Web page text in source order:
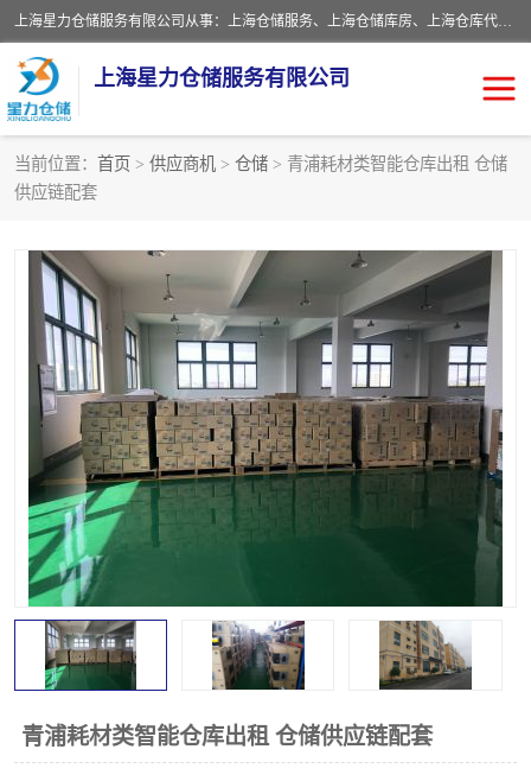
上海星力仓储服务有限公司从事：上海仓储服务、上海仓储库房、上海仓库代运营、上海仓库对外出租、上海仓库外包、上海三方仓储、上海电商仓储代发、上海电商代发货仓库、上海托管仓库、上海仓储配送。上海星力仓储服务有限公司现在拥有100个分仓、10万余平方的标准库房，精炼员工几百名，与几千家客户合作，公司已跻身上海仓储行业前列。欢迎来电咨询！
上海星力仓储服务有限公司
当前位置： 首页 > 供应商机 > 仓储 > 青浦耗材类智能仓库出租 仓储
供应链配套
青浦耗材类智能仓库出租 仓储供应链配套
上海仓库对外出租
上海仓储配送 上海仓库外包
上海仓库代运营 上海托管仓库
上海第三方仓储 上海仓储服务
仓储 上海电商代发货仓库
上海托管仓库